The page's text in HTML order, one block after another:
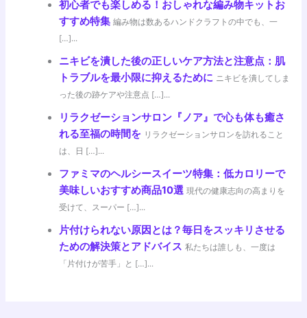
初心者でも楽しめる！おしゃれな編み物キットお
すすめ特集 編み物は数あるハンドクラフトの中でも、一
[…]...
ニキビを潰した後の正しいケア方法と注意点：肌
トラブルを最小限に抑えるために ニキビを潰してしま
った後の跡ケアや注意点 […]...
リラクゼーションサロン『ノア』で心も体も癒さ
れる至福の時間を リラクゼーションサロンを訪れること
は、日 […]...
ファミマのヘルシースイーツ特集：低カロリーで
美味しいおすすめ商品10選 現代の健康志向の高まりを
受けて、スーパー […]...
片付けられない原因とは？毎日をスッキリさせる
ための解決策とアドバイス 私たちは誰しも、一度は
「片付けが苦手」と […]...